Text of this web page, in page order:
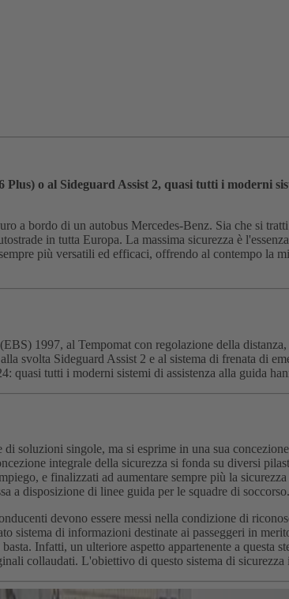
o al Sideguard Assist 2, quasi tutti i moderni
a bordo di un autobus Mercedes-Benz. Sia che si
in tutta Europa. La massima sicurezza è
più versatili ed efficaci, offrendo al contempo la
1997, al Tempomat con regolazione della
svolta Sideguard Assist 2 e al sistema di frenata di
quasi tutti i moderni sistemi di assistenza alla guida
soluzioni singole, ma si esprime in una sua
integrale della sicurezza si fonda su diversi
e finalizzati ad aumentare sempre più la
a disposizione di linee guida per le squadre di soccorso.
devono essere messi nella condizione di
sistema di informazioni destinate ai passeggeri in
Infatti, un ulteriore aspetto appartenente a questa
collaudati. L'obiettivo di questo sistema di